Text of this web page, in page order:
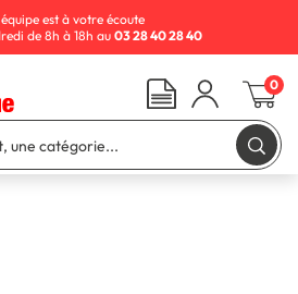
est à votre écoute
de 8h à 18h au03 28 40 28 40
0